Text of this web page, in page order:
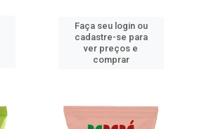
Faça seu login ou
cadastre-se para
ver preços e
comprar